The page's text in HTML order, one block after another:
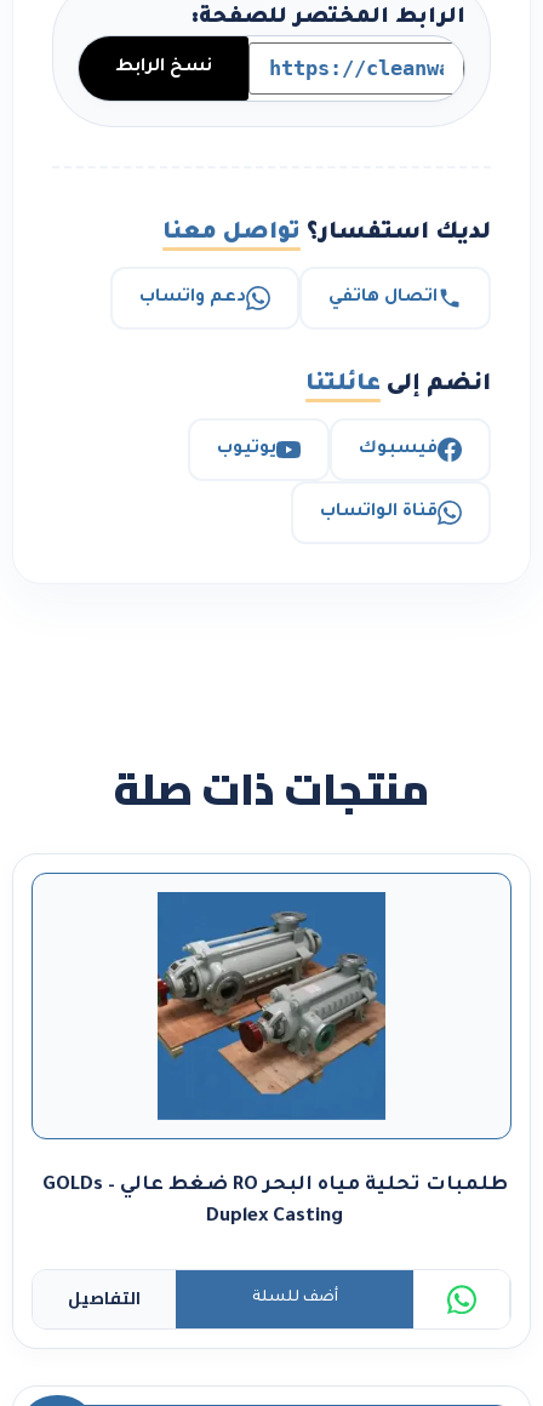
الرابط المختصر للصفحة:
نسخ الرابط
لديك استفسار؟ تواصل معنا
اتصال هاتفي دعم واتساب
انضم إلى عائلتنا
فيسبوك يوتيوب
قناة الواتساب
منتجات ذات صلة
طلمبات تحلية مياه البحر RO ضغط عالي – GOLDs
Duplex Casting
التفاصيل أضف للسلة